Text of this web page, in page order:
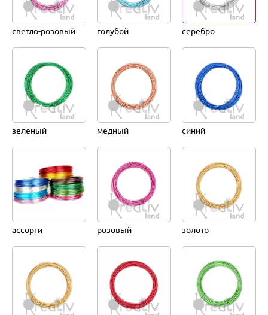
светло-розовый голубой серебро
зеленый медный синий
ассорти розовый золото